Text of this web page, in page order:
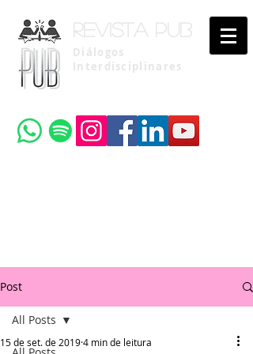
Revista pub
Diálogos
Interdisciplinares
Post
All Posts
15 de set. de 20194 min de leitura